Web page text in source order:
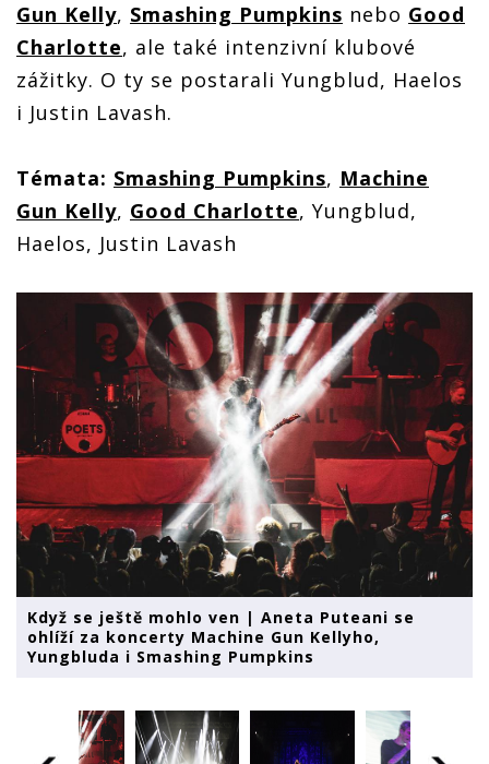
Gun Kelly, Smashing Pumpkins nebo Good
Charlotte, ale také intenzivní klubové
zážitky. O ty se postarali Yungblud, Haelos
i Justin Lavash.
Témata: Smashing Pumpkins, Machine
Gun Kelly, Good Charlotte, Yungblud,
Haelos, Justin Lavash
Když se ještě mohlo ven | Aneta Puteani se
ohlíží za koncerty Machine Gun Kellyho,
Yungbluda i Smashing Pumpkins